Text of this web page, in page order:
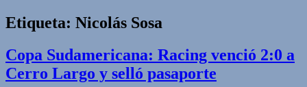
Etiqueta: Nicolás Sosa
Copa Sudamericana: Racing venció 2:0 a
Cerro Largo y selló pasaporte